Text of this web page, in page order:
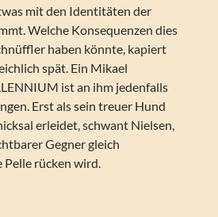
mit den Identitäten der
Welche Konsequenzen dies
haben könnte, kapiert
spät. Ein Mikael
ist an ihm jedenfalls
Erst als sein treuer Hund
erleidet, schwant Nielsen,
Gegner gleich
rücken wird.